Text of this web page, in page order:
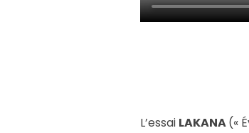
L’essai LAKANA(«